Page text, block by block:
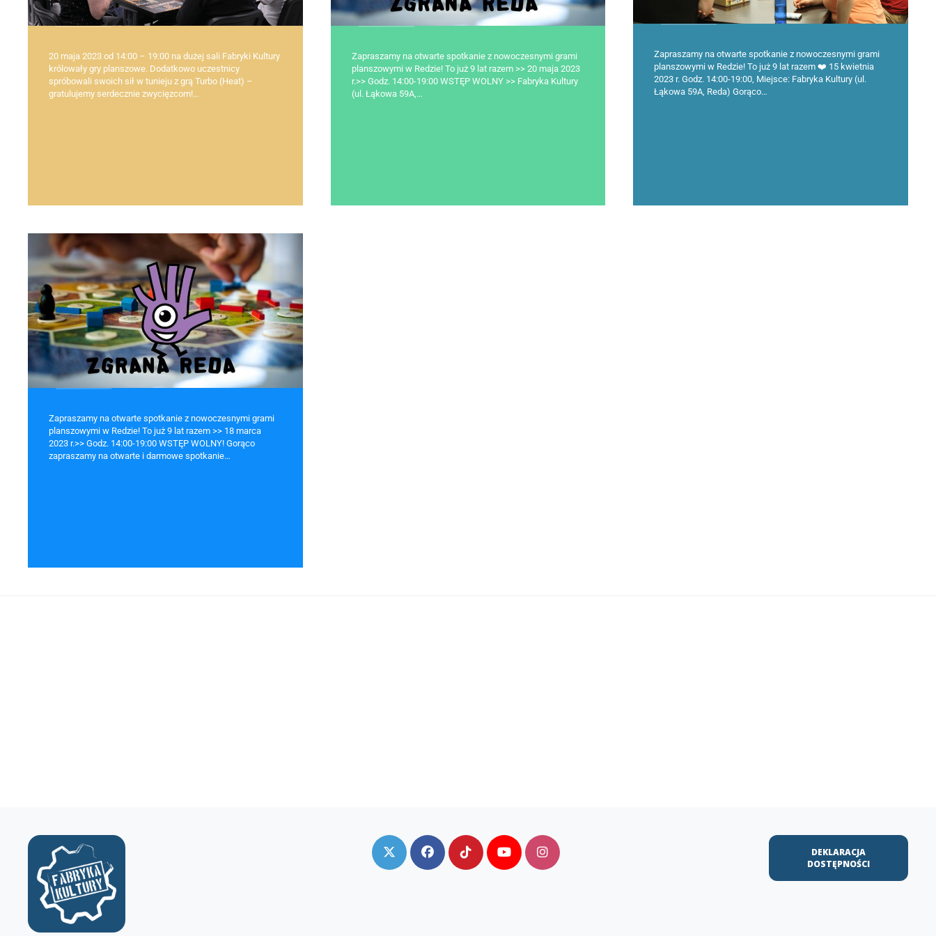
20 maja 2023 od 14:00 – 19:00 na dużej sali Fabryki Kultury
królowały gry planszowe. Dodatkowo uczestnicy
spróbowali swoich sił w tunieju z grą Turbo (Heat) –
gratulujemy serdecznie zwycięzcom!…
Zapraszamy na otwarte spotkanie z nowoczesnymi grami
planszowymi w Redzie! To już 9 lat razem >> 20 maja 2023
r.>> Godz. 14:00-19:00 WSTĘP WOLNY >> Fabryka Kultury
(ul. Łąkowa 59A,…
Zapraszamy na otwarte spotkanie z nowoczesnymi grami
planszowymi w Redzie! To już 9 lat razem ❤️ 15 kwietnia
2023 r. Godz. 14:00-19:00, Miejsce: Fabryka Kultury (ul.
Łąkowa 59A, Reda) Gorąco…
Zapraszamy na otwarte spotkanie z nowoczesnymi grami
planszowymi w Redzie! To już 9 lat razem >> 18 marca
2023 r.>> Godz. 14:00-19:00 WSTĘP WOLNY! Gorąco
zapraszamy na otwarte i darmowe spotkanie…
DEKLARACJA
DOSTĘPNOŚCI